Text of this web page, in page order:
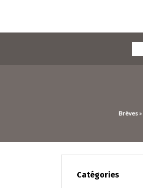
Brèves »
Catégories